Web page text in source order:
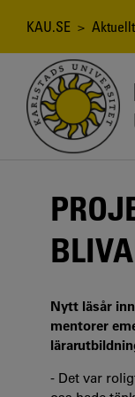
Länkstig
KAU.SE > Aktuellt
Nytt läsår
mentorer
- Det var